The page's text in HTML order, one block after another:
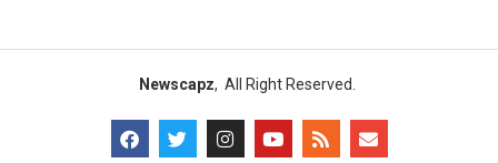
Newscapz, All Right Reserved.